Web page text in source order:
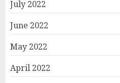
July 2022
June 2022
May 2022
April 2022